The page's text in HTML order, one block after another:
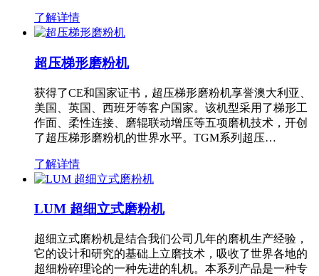
了解详情
超压梯形磨粉机
获得了CE和国家证书，超压梯形磨粉机享誉澳大利亚、
美国、英国、西班牙等客户国家。该机型采用了梯形工
作面、柔性连接、磨辊联动增压等五项磨机技术，开创
了超压梯形磨粉机的世界水平。TGM系列超压…
了解详情
LUM 超细立式磨粉机
超细立式磨粉机是结合我们公司几年的磨机生产经验，
它的设计和研究的基础上立磨技术，吸收了世界各地的
超细粉碎理论的一种先进的轧机。本系列产品是一种专